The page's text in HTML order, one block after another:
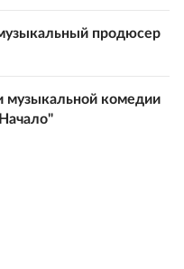
продюсер
музыкальной комедии